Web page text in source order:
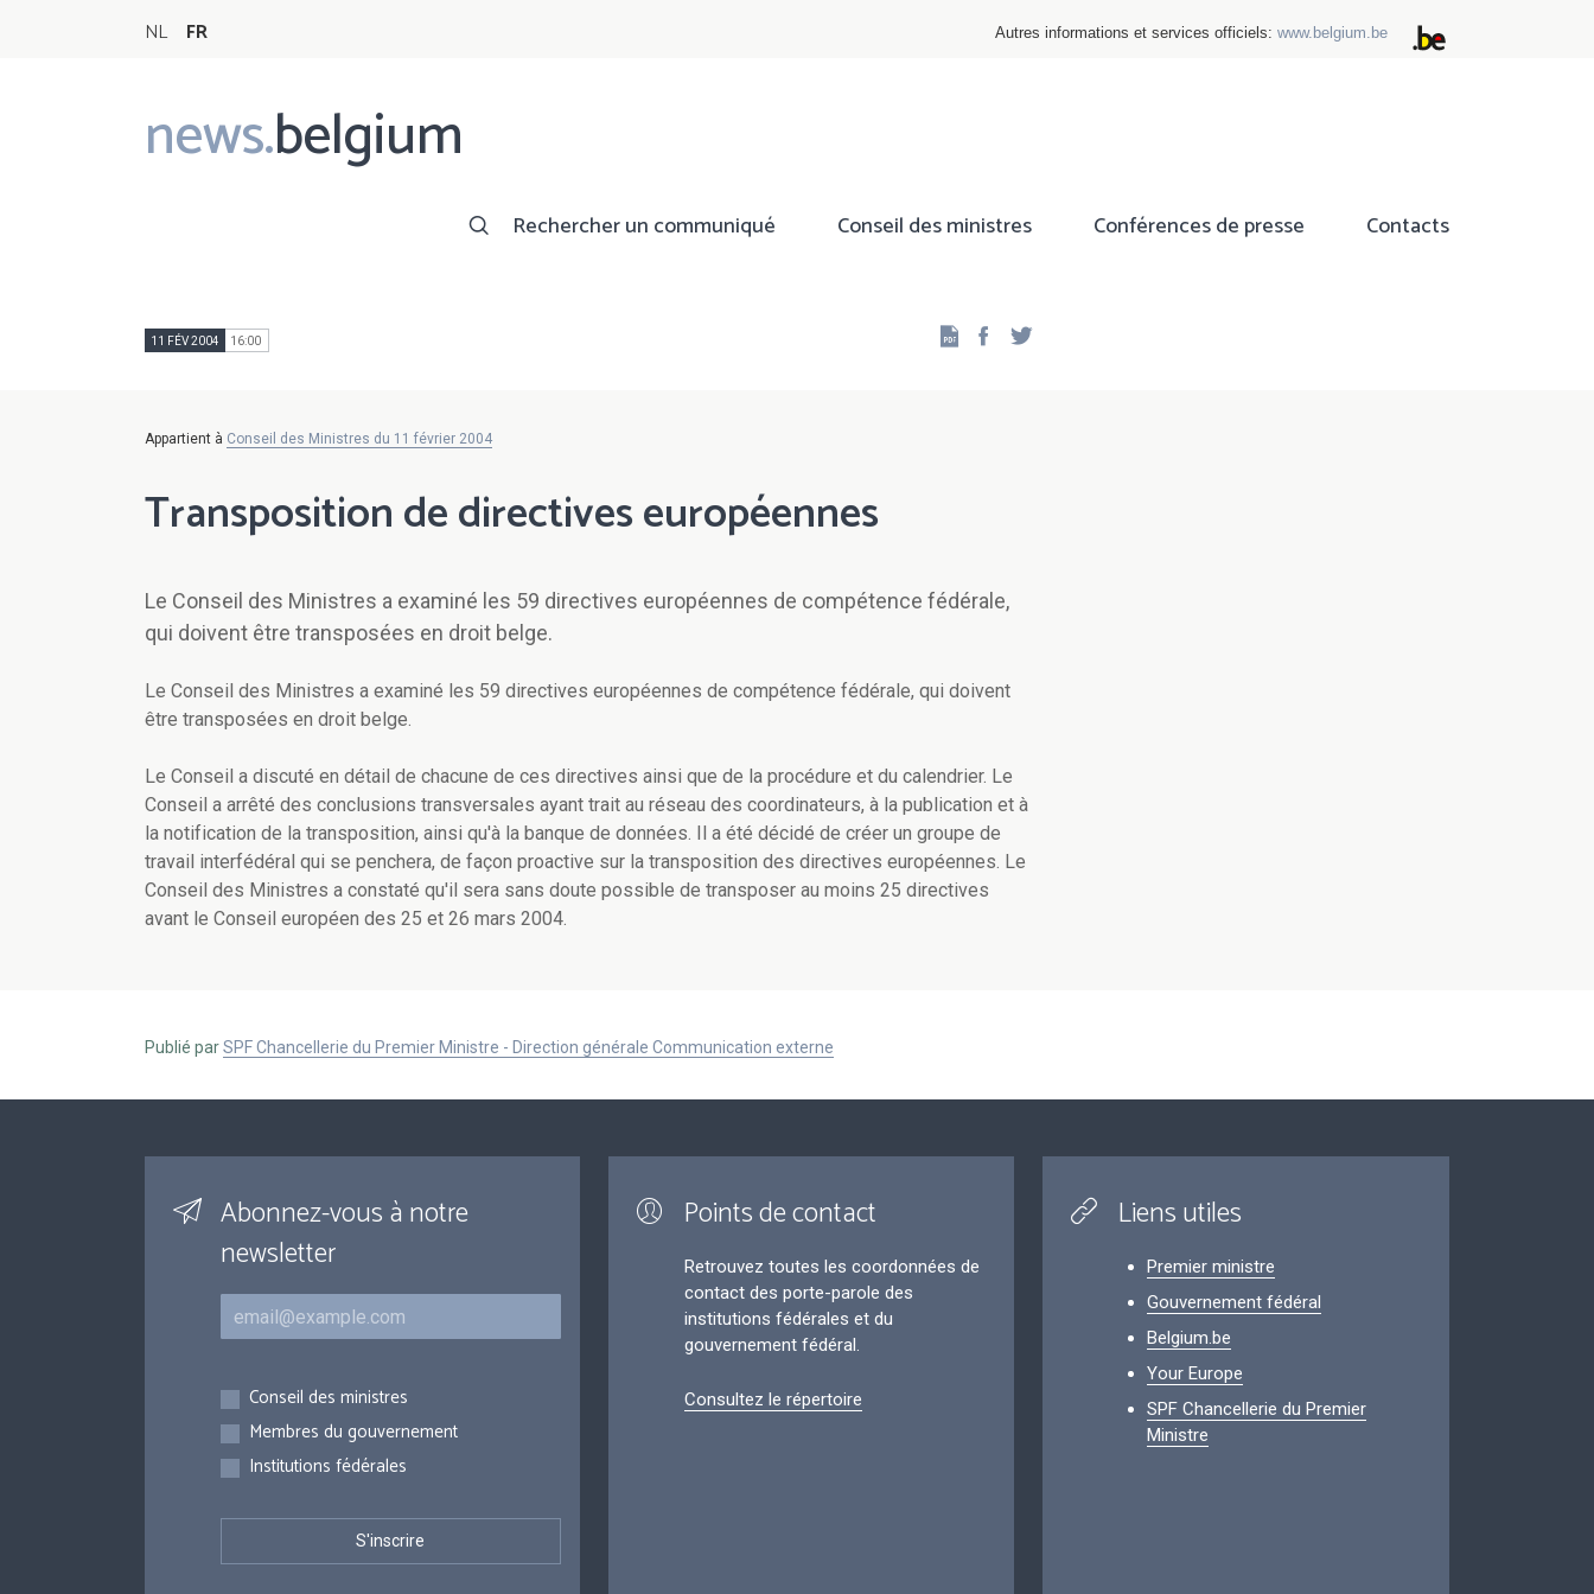
NL FR Autres informations et services officiels: www.belgium.be
news.belgium
Main
navigation
Rechercher un communiqué Conseil des ministres Conférences de presse Contacts
11 FÉV 2004 16:00 Facebook
Appartient à Conseil des Ministres du 11 février 2004
Transposition de directives européennes
Le Conseil des Ministres a examiné les 59 directives européennes de compétence fédérale,
qui doivent être transposées en droit belge.
Le Conseil des Ministres a examiné les 59 directives européennes de compétence fédérale, qui doivent
être transposées en droit belge.
Le Conseil a discuté en détail de chacune de ces directives ainsi que de la procédure et du calendrier. Le
Conseil a arrêté des conclusions transversales ayant trait au réseau des coordinateurs, à la publication et à
la notification de la transposition, ainsi qu'à la banque de données. Il a été décidé de créer un groupe de
travail interfédéral qui se penchera, de façon proactive sur la transposition des directives européennes. Le
Conseil des Ministres a constaté qu'il sera sans doute possible de transposer au moins 25 directives
avant le Conseil européen des 25 et 26 mars 2004.
Publié parSPF Chancellerie du Premier Ministre - Direction générale Communication externe
Abonnez-vous à notre
newsletter
Courriel
Inscriptions
Conseil des ministres
Membres du gouvernement
Institutions fédérales
Points de contact
Retrouvez toutes les coordonnées de
contact des porte-parole des
institutions fédérales et du
gouvernement fédéral.
Consultez le répertoire
Liens utiles
Premier ministre
Gouvernement fédéral
Belgium.be
Your Europe
SPF Chancellerie du Premier
Ministre